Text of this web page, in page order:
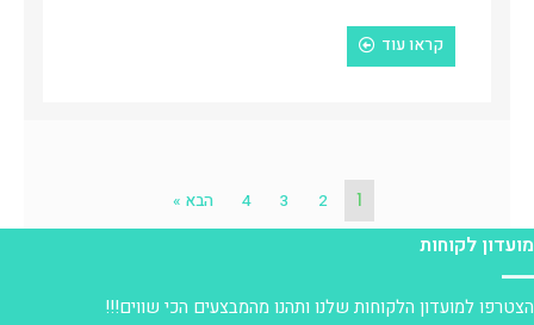
קראו עוד
2
3
4 הבא »
לקוחות
למועדון הלקוחות שלנו ותהנו מהמבצעים הכי שווים!!!